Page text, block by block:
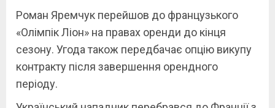
Роман Яремчук перейшов до французького
«Олімпік Ліон» на правах оренди до кінця
сезону. Угода також передбачає опцію викупу
контракту після завершення орендного
періоду.